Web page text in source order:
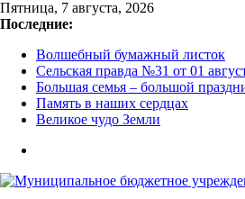
Перейти
к
Пятница, 7 августа, 2026
Последние:
Волшебный бумажный листок
Сельская правда №31 от 01
Большая семья – большой
Память в наших сердцах
Великое чудо Земли